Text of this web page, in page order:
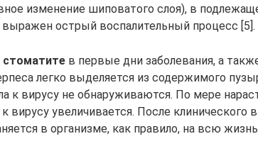
изменение шиповатого слоя), в
выражен острый воспалительный процесс [5].
стоматите в первые дни заболевания, а
легко выделяется из содержимого
к вирусу не обнаруживаются. По мере
вирусу увеличивается. После клинического
в организме, как правило, на всю